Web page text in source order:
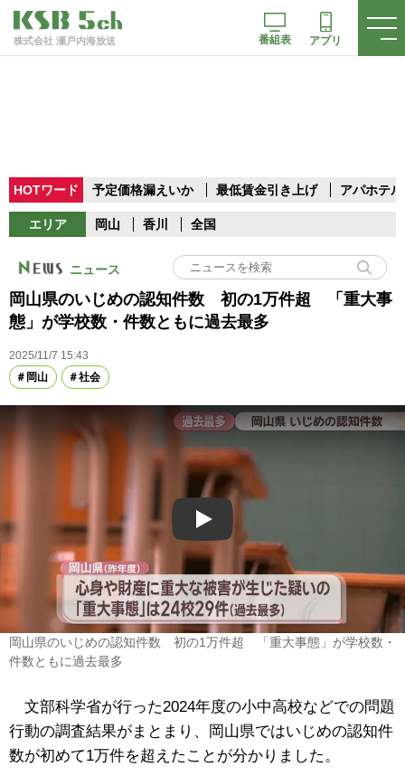
株式会社 瀬戸内海放送 番組表 アプリ
HOTワード 予定価格漏えいか 最低賃金引き上げ アパホテル
エリア 岡山 香川 全国
ニュース
岡山県のいじめの認知件数 初の1万件超 「重大事
態」が学校数・件数ともに過去最多
2025/11/7 15:43
岡山
社会
Play
岡山県のいじめの認知件数 初の1万件超 「重大事態」が学校数・
件数ともに過去最多
文部科学省が行った2024年度の小中高校などでの問題
行動の調査結果がまとまり、岡山県ではいじめの認知件
数が初めて1万件を超えたことが分かりました。